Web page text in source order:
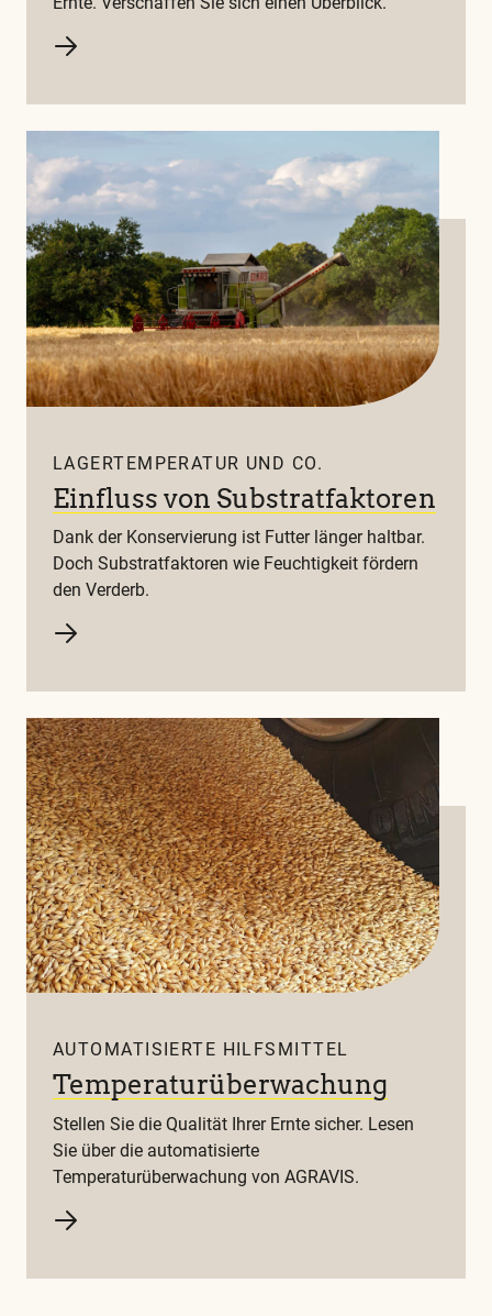
LAGERTEMPERATUR UND CO.
Einfluss von Substratfaktoren
Dank der Konservierung ist Futter länger haltbar.
Doch Substratfaktoren wie Feuchtigkeit fördern
den Verderb.
AUTOMATISIERTE HILFSMITTEL
Temperaturüberwachung
Stellen Sie die Qualität Ihrer Ernte sicher. Lesen
Sie über die automatisierte
Temperaturüberwachung von AGRAVIS.